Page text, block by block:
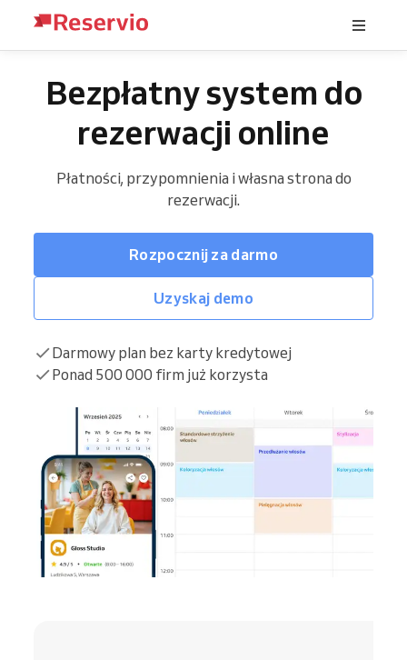
Bezpłatny system do
rezerwacji online
Płatności, przypomnienia i własna strona do
rezerwacji.
Rozpocznij za darmo
Uzyskaj demo
Darmowy plan bez karty kredytowej
Ponad 500 000 firm już korzysta